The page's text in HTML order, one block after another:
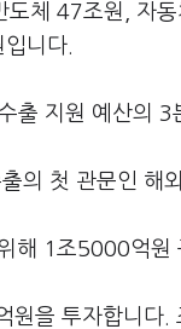
도체 47조원, 자
니다.
출 지원 예산의
의 첫 관문인 해
해 1조5000억원
을 투자합니다.